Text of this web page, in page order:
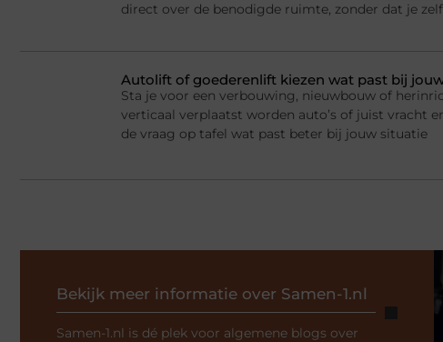
direct over de benodigde ruimte, zonder dat je
Autolift of goederenlift kiezen wat past bij
Sta je voor een verbouwing, nieuwbouw of
verticaal verplaatst worden auto’s of juist vracht
de vraag op tafel wat past beter bij jouw situatie
Bekijk meer informatie over Samen-1.nl
Samen-1.nl is dé plek voor algemene blogs over